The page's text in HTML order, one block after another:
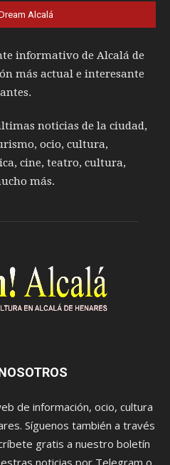
Alcalá
informativo de Alcalá de
más actual e interesante
noticias de la ciudad,
ocio, cultura,
cine, teatro, cultura,
más.
de información, ocio, cultura
Síguenos también a través
gratis a nuestro boletín